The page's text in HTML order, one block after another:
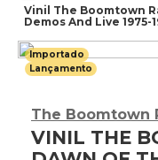
Vinil The Boomtown
Demos And Live 1975-
Importado
Lançamento
The Boomtown
VINIL THE